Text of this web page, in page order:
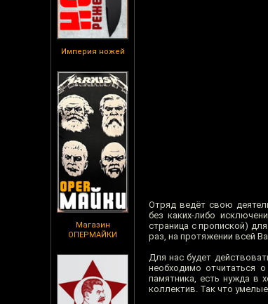
Империя ножей
Магазин
ОПЕРМАЙКИ
Отряд ведёт свою
без каких-либо
страница с пропиской)
раз, на протяжении всей
Для нас будет
необходимо отчитаться
памятника, есть нужда в
коллектив. Так что